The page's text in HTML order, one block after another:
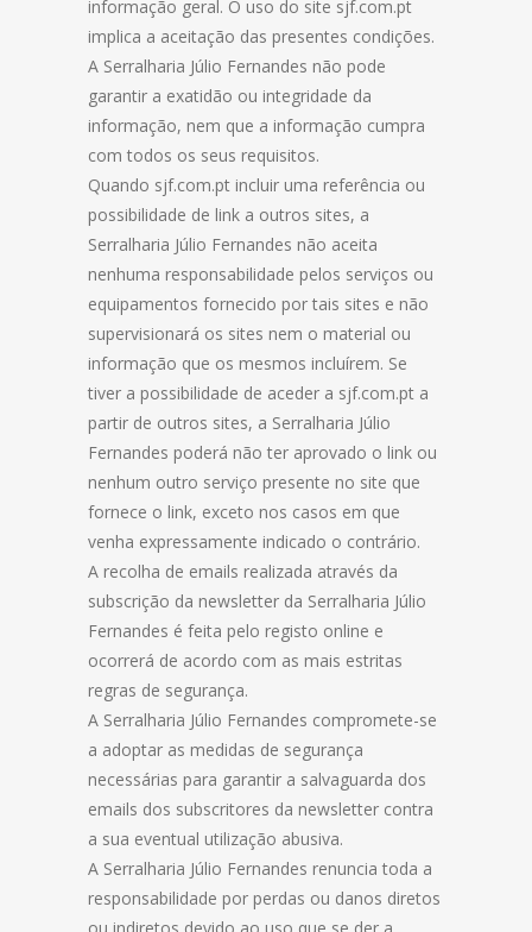
informação geral. O uso do site sjf.com.pt
implica a aceitação das presentes condições.
A Serralharia Júlio Fernandes não pode
garantir a exatidão ou integridade da
informação, nem que a informação cumpra
com todos os seus requisitos.
Quando sjf.com.pt incluir uma referência ou
possibilidade de link a outros sites, a
Serralharia Júlio Fernandes não aceita
nenhuma responsabilidade pelos serviços ou
equipamentos fornecido por tais sites e não
supervisionará os sites nem o material ou
informação que os mesmos incluírem. Se
tiver a possibilidade de aceder a sjf.com.pt a
partir de outros sites, a Serralharia Júlio
Fernandes poderá não ter aprovado o link ou
nenhum outro serviço presente no site que
fornece o link, exceto nos casos em que
venha expressamente indicado o contrário.
A recolha de emails realizada através da
subscrição da newsletter da Serralharia Júlio
Fernandes é feita pelo registo online e
ocorrerá de acordo com as mais estritas
regras de segurança.
A Serralharia Júlio Fernandes compromete-se
a adoptar as medidas de segurança
necessárias para garantir a salvaguarda dos
emails dos subscritores da newsletter contra
a sua eventual utilização abusiva.
A Serralharia Júlio Fernandes renuncia toda a
responsabilidade por perdas ou danos diretos